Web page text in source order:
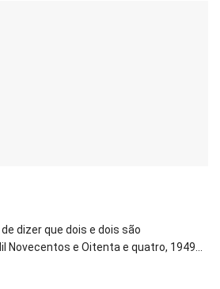
dizer que dois e dois são
Novecentos e Oitenta e quatro, 1949...